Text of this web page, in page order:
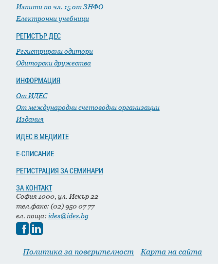
Изпити по чл. 15 от ЗНФО
Електронни учебници
РЕГИСТЪР ДЕС
Регистрирани одитори
Одиторски дружества
ИНФОРМАЦИЯ
От ИДЕС
От международни счетоводни организации
Издания
ИДЕС В МЕДИИТЕ
Е-СПИСАНИЕ
РЕГИСТРАЦИЯ ЗА СЕМИНАРИ
ЗА КОНТАКТ
София 1000, ул. Искър 22
тел.факс: (02) 950 07 77
ел. поща: ides@ides.bg
Политика за поверителност Карта на сайта